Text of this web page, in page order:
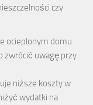
czy
ocieplonym domu
zwrócić uwagę przy
niższe koszty w
wydatki na